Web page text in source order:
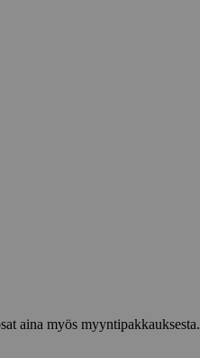
aina myös myyntipakkauksesta.